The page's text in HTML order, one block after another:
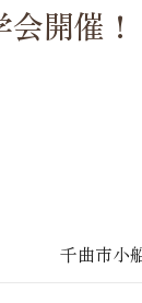
開催！
千曲市小